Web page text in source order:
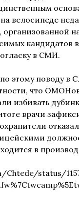
велосипеде
организованной
кандидатов
в СМИ.
этому поводу в
что
избивать
врачи
в
status/